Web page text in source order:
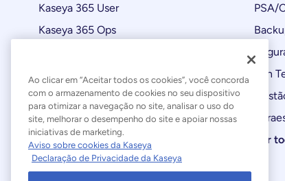
Kaseya 365 User
Kaseya 365 Ops
Atualizações de produtos
PSA/
Pen
Ver
Ao clicar em “Aceitar todos os cookies”, você concorda
com o armazenamento de cookies no seu dispositivo
para otimizar a navegação no site, analisar o uso do
site, melhorar o desempenho do site e apoiar nossas
iniciativas de marketing.
Aviso sobre cookies da Kaseya
Declaração de Privacidade da Kaseya